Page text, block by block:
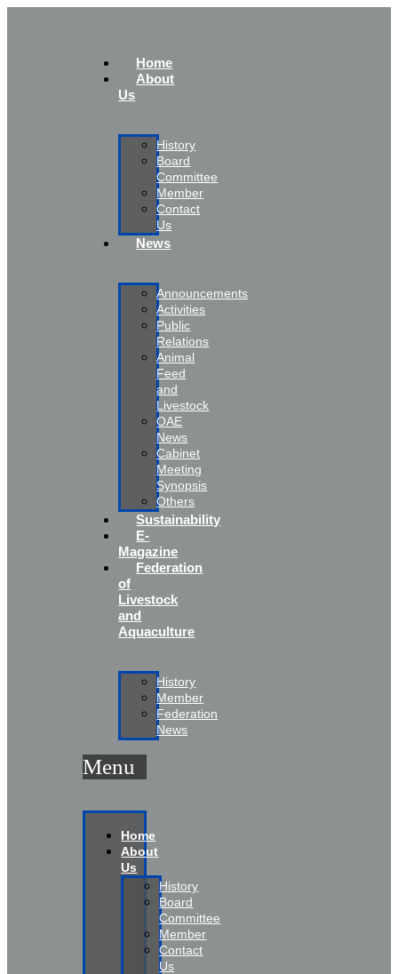
Home
About
Us
History
Board
Committee
Member
Contact
Us
News
Announcements
Activities
Public
Relations
Animal
Feed
and
Livestock
OAE
News
Cabinet
Meeting
Synopsis
Others
Sustainability
E-
Magazine
Federation
of
Livestock
and
Aquaculture
History
Member
Federation
News
Menu
Home
About
Us
History
Board
Committee
Member
Contact
Us